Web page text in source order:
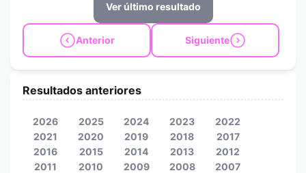
Ver último resultado
Anterior Siguiente
Resultados anteriores
2026 2025 2024 2023
2022
2021
2020 2019 2018
2017
2016
2015 2014 2013
2012
2011
2010 2009 2008
2007